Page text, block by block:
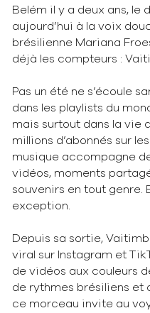
Belém il y a deux ans, le
aujourd’hui à la voix
brésilienne Mariana
déjà les compteurs :
Pas un été ne s’écoule
dans les playlists du
mais surtout dans la vie
millions d’abonnés sur
musique accompagne
vidéos, moments
souvenirs en tout genre.
exception.
Depuis sa sortie,
viral sur Instagram et
de vidéos aux couleurs
de rythmes brésiliens et
ce morceau invite au